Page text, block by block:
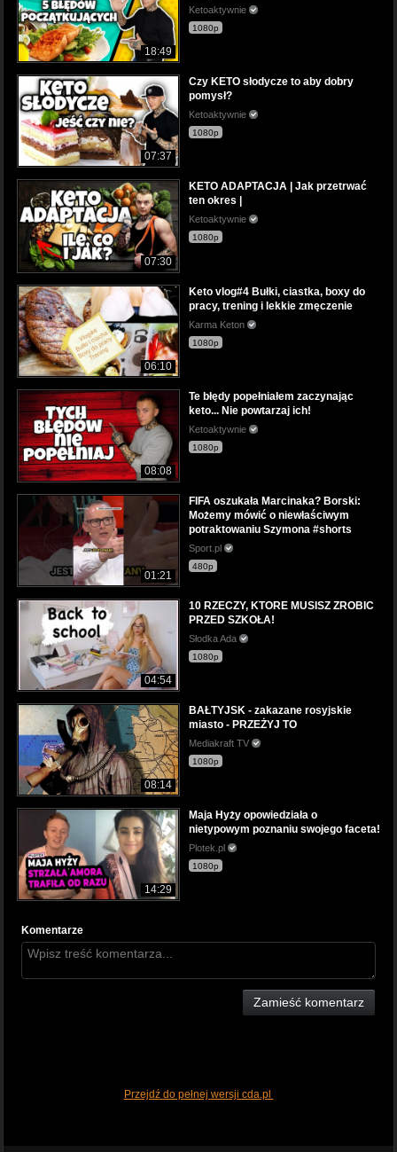
18:49
Ketoaktywnie
1080p
07:37
Czy KETO słodycze to aby dobry
pomysł?
Ketoaktywnie
1080p
07:30
KETO ADAPTACJA | Jak przetrwać
ten okres |
Ketoaktywnie
1080p
06:10
Keto vlog#4 Bułki, ciastka, boxy do
pracy, trening i lekkie zmęczenie
Karma Keton
1080p
08:08
Te błędy popełniałem zaczynając
keto... Nie powtarzaj ich!
Ketoaktywnie
1080p
01:21
FIFA oszukała Marcinaka? Borski:
Możemy mówić o niewłaściwym
potraktowaniu Szymona #shorts
Sport.pl
480p
04:54
10 RZECZY, KTORE MUSISZ ZROBIC
PRZED SZKOŁA!
Słodka Ada
1080p
08:14
BAŁTYJSK - zakazane rosyjskie
miasto - PRZEŻYJ TO
Mediakraft TV
1080p
14:29
Maja Hyży opowiedziała o
nietypowym poznaniu swojego faceta!
Plotek.pl
1080p
Komentarze
Zamieść komentarz
Przejdź do pełnej wersji cda.pl